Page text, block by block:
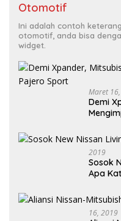
Otomotif
Ini adalah contoh
otomotif, anda bisa
widget.
Maret
Demi
2019
Sosok
Apa
16, 2019